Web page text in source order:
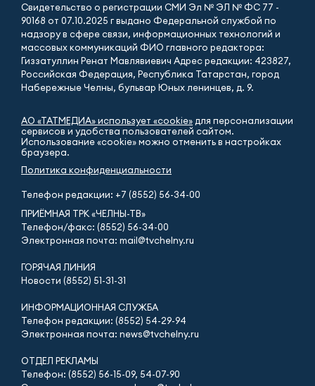
Свидетельство о регистрации СМИ Эл № ЭЛ № ФС 77 -
90168 от 07.10.2025 г выдано Федеральной службой по
надзору в сфере связи, информационных технологий и
массовых коммуникаций ФИО главного редактора:
Гиззатуллин Ренат Мавлявиевич Адрес редакции: 423827,
Российская Федерация, Республика Татарстан, город
Набережные Челны, бульвар Юных ленинцев, д. 9.
АО «ТАТМЕДИА» использует «cookie» для персонализации
сервисов и удобства пользователей сайтом.
Использование «cookie» можно отменить в настройках
браузера.
Политика конфиденциальности
Телефон редакции: +7 (8552) 56-34-00
ПРИЁМНАЯ ТРК «ЧЕЛНЫ-ТВ»
Телефон/факс: (8552) 56-34-00
Электронная почта: mail@tvchelny.ru
ГОРЯЧАЯ ЛИНИЯ
Новости (8552) 51-31-31
ИНФОРМАЦИОННАЯ СЛУЖБА
Телефон редакции: (8552) 54-29-94
Электронная почта: news@tvchelny.ru
ОТДЕЛ РЕКЛАМЫ
Телефон: (8552) 56-15-09, 54-07-90